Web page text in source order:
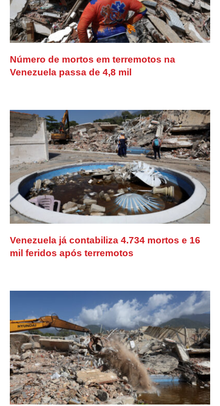
Número de mortos em terremotos na
Venezuela passa de 4,8 mil
Venezuela já contabiliza 4.734 mortos e 16
mil feridos após terremotos